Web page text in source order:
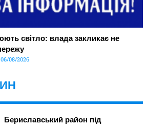
світло: влада закликає не
06/08/2026
Бериславський район під